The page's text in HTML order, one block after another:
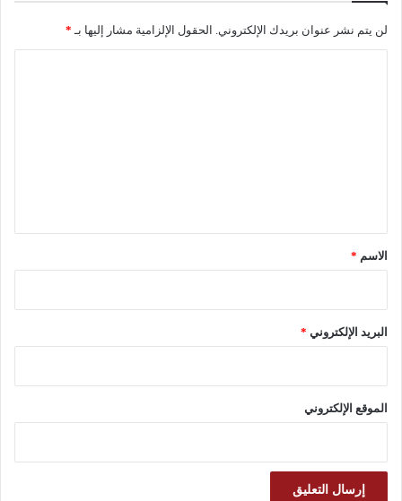
لن يتم نشر عنوان بريدك الإلكتروني. الحقول الإلزامية مشار إليها بـ *
*الاسم *
البريد الإلكتروني *
الموقع الإلكتروني